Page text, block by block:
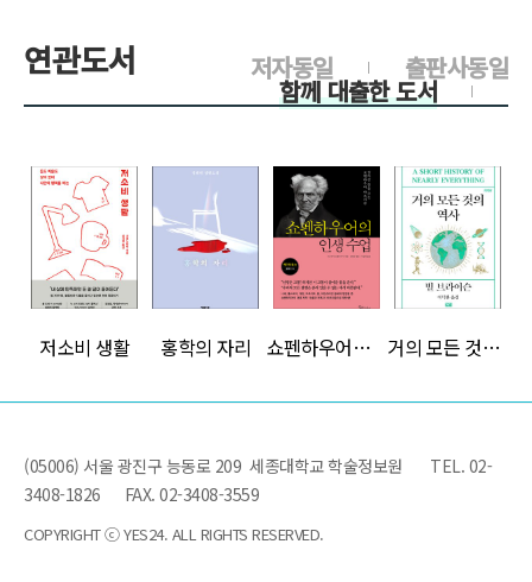
연관도서 출판사동일
저자동일
함께 대출한 도서
>
저소비 생활
>
홍학의 자리
>
쇼펜하우어의 인생 수업
>
거의 모든 것의 역사 (개역판)
(05006) 서울 광진구 능동로 209 세종대학교 학술정보원
TEL. 02-
3408-1826
FAX. 02-3408-3559
COPYRIGHT ⓒ YES24. ALL RIGHTS RESERVED.